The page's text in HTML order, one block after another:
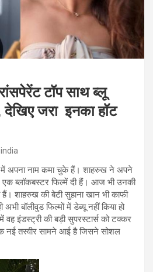
टॉप साथ ब्लू
जरा इनका हॉट
अपना नाम कमा चुके हैं। शाहरुख ने अपने
ब्लॉकबस्टर फिल्में दी हैं। आज भी उनकी
शाहरुख की बेटी सुहाना खान भी काफी
बॉलीवुड फिल्मों में डेब्यू नहीं किया हो
इंडस्ट्री की बड़ी सुपरस्टार्स को टक्कर
नई तस्वीर सामने आई है जिसने सोशल